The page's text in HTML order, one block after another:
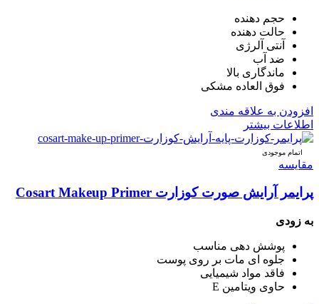
حجم دهنده
حالت دهنده
آنتی آلرژی
ضد آب
ماندگاری بالا
فوق العاده مشکی
افزودن به علاقه مندی
اطلاعات بیشتر
اتمام موجودی
مقایسه
پرایمر آرایش صورت کوزارت Cosart Makeup Primer
به زودی
پوشش دهی مناسب
جلوه ای مات بر روی پوست
فاقد مواد شیمیایی
حاوی ویتامین E